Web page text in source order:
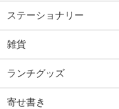
ステーショナリー
雑貨
ランチグッズ
寄せ書き